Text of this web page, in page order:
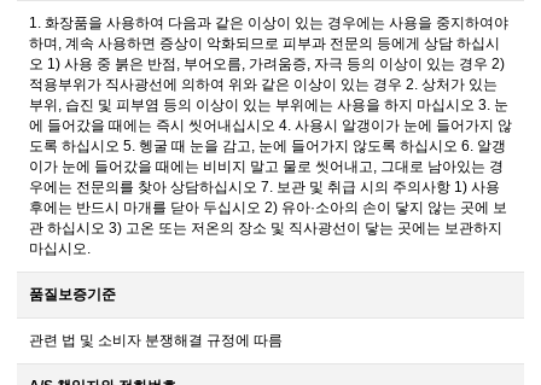
1. 화장품을 사용하여 다음과 같은 이상이 있는 경우에는 사용을 중지하여야
하며, 계속 사용하면 증상이 악화되므로 피부과 전문의 등에게 상담 하십시
오 1) 사용 중 붉은 반점, 부어오름, 가려움증, 자극 등의 이상이 있는 경우 2)
적용부위가 직사광선에 의하여 위와 같은 이상이 있는 경우 2. 상처가 있는
부위, 습진 및 피부염 등의 이상이 있는 부위에는 사용을 하지 마십시오 3. 눈
에 들어갔을 때에는 즉시 씻어내십시오 4. 사용시 알갱이가 눈에 들어가지 않
도록 하십시오 5. 헹굴 때 눈을 감고, 눈에 들어가지 않도록 하십시오 6. 알갱
이가 눈에 들어갔을 때에는 비비지 말고 물로 씻어내고, 그대로 남아있는 경
우에는 전문의를 찾아 상담하십시오 7. 보관 및 취급 시의 주의사항 1) 사용
후에는 반드시 마개를 닫아 두십시오 2) 유아·소아의 손이 닿지 않는 곳에 보
관 하십시오 3) 고온 또는 저온의 장소 및 직사광선이 닿는 곳에는 보관하지
마십시오.
품질보증기준
관련 법 및 소비자 분쟁해결 규정에 따름